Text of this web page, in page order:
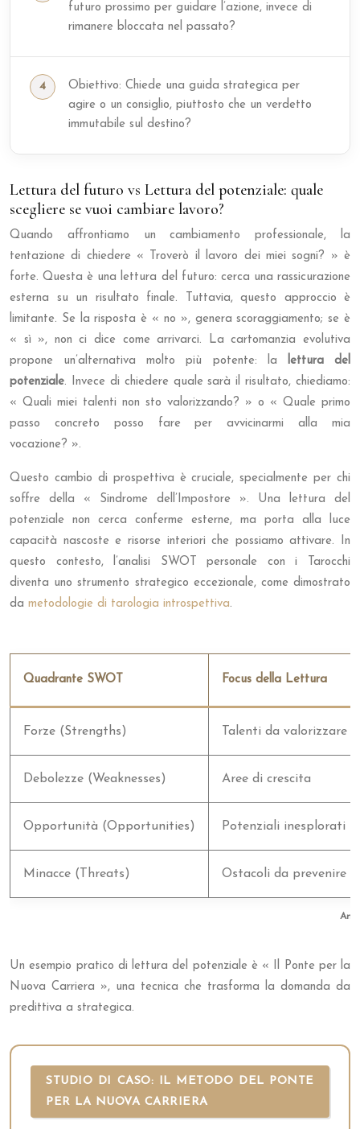
futuro prossimo per guidare l’azione, invece di
rimanere bloccata nel passato?
Obiettivo: Chiede una guida strategica per
agire o un consiglio, piuttosto che un verdetto
immutabile sul destino?
Lettura del futuro vs Lettura del potenziale: quale
scegliere se vuoi cambiare lavoro?
Quando affrontiamo un cambiamento professionale, la
tentazione di chiedere « Troverò il lavoro dei miei sogni? » è
forte. Questa è una lettura del futuro: cerca una rassicurazione
esterna su un risultato finale. Tuttavia, questo approccio è
limitante. Se la risposta è « no », genera scoraggiamento; se è
« sì », non ci dice come arrivarci. La cartomanzia evolutiva
propone un’alternativa molto più potente: la lettura del
potenziale. Invece di chiedere quale sarà il risultato, chiediamo:
« Quali miei talenti non sto valorizzando? » o « Quale primo
passo concreto posso fare per avvicinarmi alla mia
vocazione? ».
Questo cambio di prospettiva è cruciale, specialmente per chi
soffre della « Sindrome dell’Impostore ». Una lettura del
potenziale non cerca conferme esterne, ma porta alla luce
capacità nascoste e risorse interiori che possiamo attivare. In
questo contesto, l’analisi SWOT personale con i Tarocchi
diventa uno strumento strategico eccezionale, come dimostrato
da metodologie di tarologia introspettiva.
Quadrante SWOT Focus della Lettura
Forze (Strengths) Talenti da valorizzare
Debolezze (Weaknesses) Aree di crescita
Opportunità (Opportunities) Potenziali inesplorati
Minacce (Threats) Ostacoli da prevenire
Un esempio pratico di lettura del potenziale è « Il Ponte per la
Nuova Carriera », una tecnica che trasforma la domanda da
predittiva a strategica.
STUDIO DI CASO: IL METODO DEL PONTE
PER LA NUOVA CARRIERA